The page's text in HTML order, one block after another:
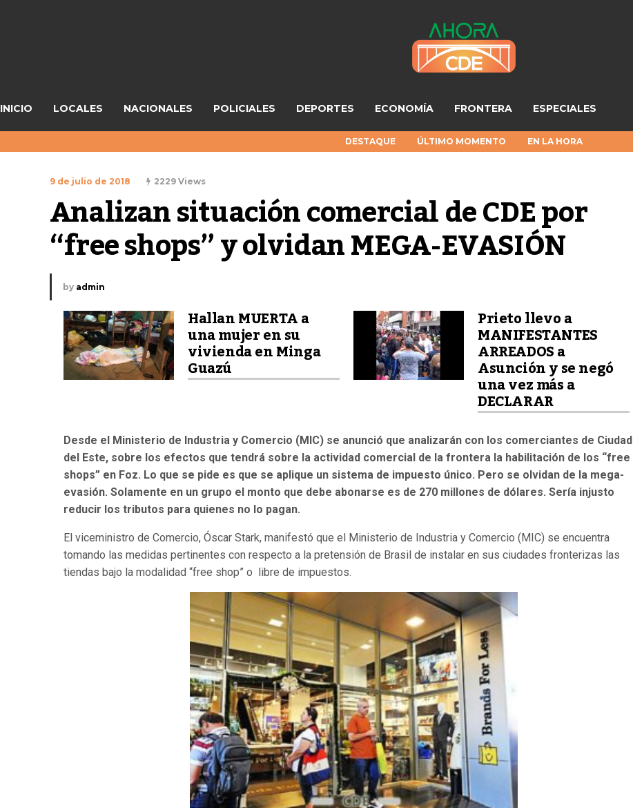
INICIO LOCALES NACIONALES POLICIALES DEPORTES ECONOMÍA FRONTERA ESPECIALES
DESTAQUE ÚLTIMO MOMENTO EN LA HORA
9 de julio de 2018 2229 Views
Analizan situación comercial de CDE por
“free shops” y olvidan MEGA-EVASIÓN
by admin
Hallan MUERTA a
una mujer en su
vivienda en Minga
Guazú
Prieto llevo a
MANIFESTANTES
ARREADOS a
Asunción y se negó
una vez más a
DECLARAR
Desde el Ministerio de Industria y Comercio (MIC) se anunció que analizarán con los comerciantes de Ciudad
del Este, sobre los efectos que tendrá sobre la actividad comercial de la frontera la habilitación de los “free
shops” en Foz. Lo que se pide es que se aplique un sistema de impuesto único. Pero se olvidan de la mega-
evasión. Solamente en un grupo el monto que debe abonarse es de 270 millones de dólares. Sería injusto
reducir los tributos para quienes no lo pagan.
El viceministro de Comercio, Óscar Stark, manifestó que el Ministerio de Industria y Comercio (MIC) se encuentra
tomando las medidas pertinentes con respecto a la pretensión de Brasil de instalar en sus ciudades fronterizas las
tiendas bajo la modalidad “free shop” o libre de impuestos.